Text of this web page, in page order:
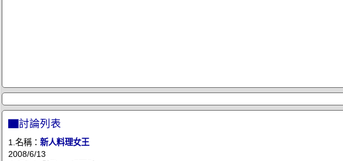
▇討論列表
1.名稱： 新人料理女王
2008/6/13